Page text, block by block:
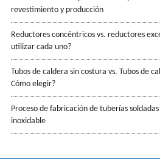
revestimiento y producción
Reductores concéntricos vs. reductores
utilizar cada uno?
Tubos de caldera sin costura vs. Tubos de
Cómo elegir?
Proceso de fabricación de tuberías
inoxidable